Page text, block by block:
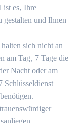
es‚ Ihre
und Ihnen
sich nicht an
am Tag‚ 7 Tage die
Nacht oder am
Schlüsseldienst